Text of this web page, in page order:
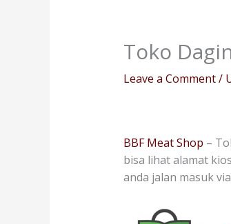
Toko
Leave a Comment/
BBF Meat Shop –
bisa lihat alamat
anda jalan masuk